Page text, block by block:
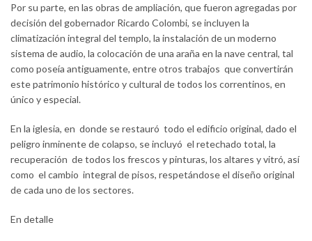
Por su parte, en las obras de ampliación, que fueron agregadas por
decisión del gobernador Ricardo Colombi, se incluyen la
climatización integral del templo, la instalación de un moderno
sistema de audio, la colocación de una araña en la nave central, tal
como poseía antiguamente, entre otros trabajos que convertirán
este patrimonio histórico y cultural de todos los correntinos, en
único y especial.
En la iglesia, en donde se restauró todo el edificio original, dado el
peligro inminente de colapso, se incluyó el retechado total, la
recuperación de todos los frescos y pinturas, los altares y vitró, así
como el cambio integral de pisos, respetándose el diseño original
de cada uno de los sectores.
En detalle